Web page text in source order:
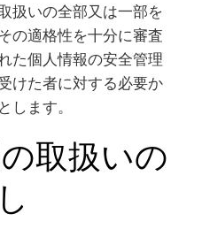
扱いの全部又は一部を
の適格性を十分に審査
た個人情報の安全管理
けた者に対する必要か
します。
取扱いの